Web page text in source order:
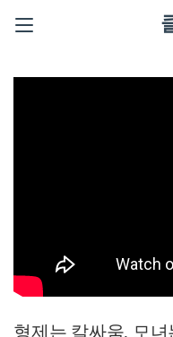
형제는 칼싸움, 모